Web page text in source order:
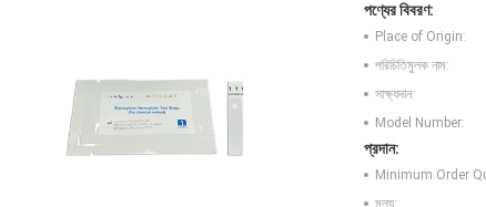
পণ্যের বিবরণ:
Place of Origin:
পরিচিতিমুলক নাম:
সাক্ষ্যদান:
Model Number:
প্রদান:
Minimum Order